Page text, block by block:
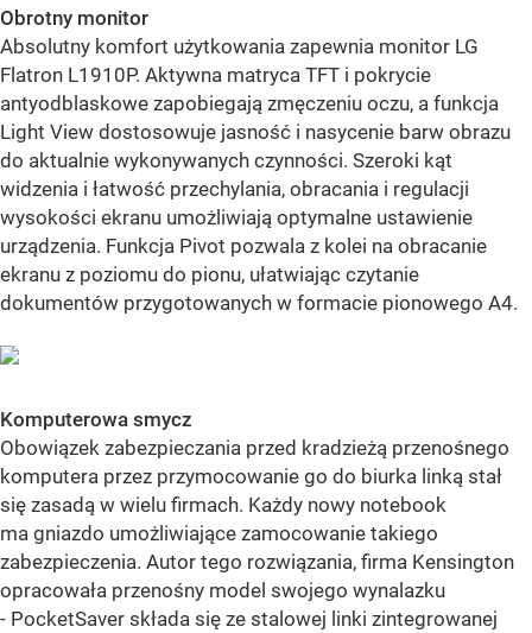
Obrotny monitor
Absolutny komfort użytkowania zapewnia monitor LG
Flatron L1910P. Aktywna matryca TFT i pokrycie
antyodblaskowe zapobiegają zmęczeniu oczu, a funkcja
Light View dostosowuje jasność i nasycenie barw obrazu
do aktualnie wykonywanych czynności. Szeroki kąt
widzenia i łatwość przechylania, obracania i regulacji
wysokości ekranu umożliwiają optymalne ustawienie
urządzenia. Funkcja Pivot pozwala z kolei na obracanie
ekranu z poziomu do pionu, ułatwiając czytanie
dokumentów przygotowanych w formacie pionowego A4.
Komputerowa smycz
Obowiązek zabezpieczania przed kradzieżą przenośnego
komputera przez przymocowanie go do biurka linką stał
się zasadą w wielu firmach. Każdy nowy notebook
ma gniazdo umożliwiające zamocowanie takiego
zabezpieczenia. Autor tego rozwiązania, firma Kensington
opracowała przenośny model swojego wynalazku
- PocketSaver składa się ze stalowej linki zintegrowanej